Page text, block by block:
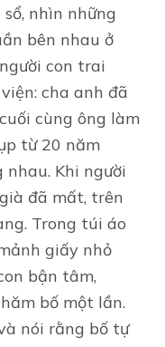
nhìn những
bên nhau ở
con trai
cha anh đã
cùng ông làm
từ 20 năm
nhau. Khi người
đã mất, trên
Trong túi áo
giấy nhỏ
bận tâm,
bố một lần.
nói rằng bố tự